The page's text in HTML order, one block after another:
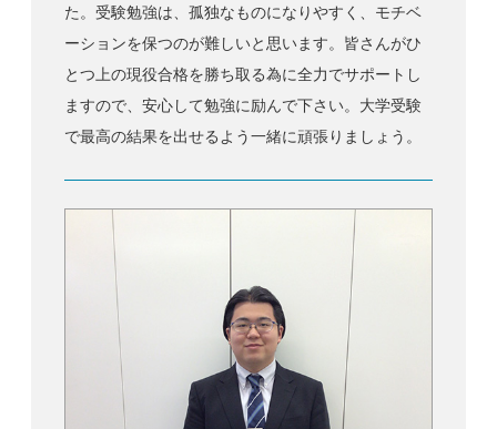
た。受験勉強は、孤独なものになりやすく、モチベ
ーションを保つのが難しいと思います。皆さんがひ
とつ上の現役合格を勝ち取る為に全力でサポートし
ますので、安心して勉強に励んで下さい。大学受験
で最高の結果を出せるよう一緒に頑張りましょう。